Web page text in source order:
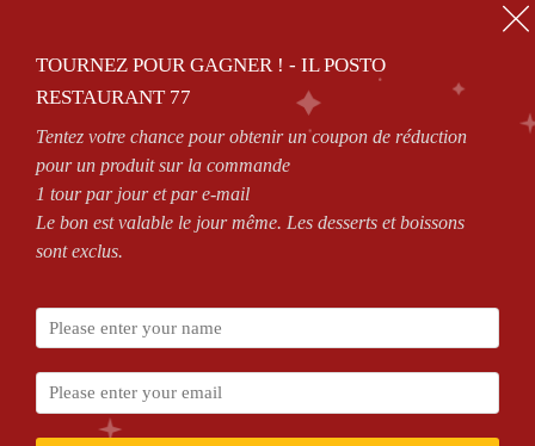
Partenaires
Delivery areas
TOURNEZ POUR GAGNER ! - IL POSTO
RESTAURANT 77
Tentez votre chance pour obtenir un coupon de réduction
pour un produit sur la commande
1 tour par jour et par e-mail
Le bon est valable le jour même. Les desserts et boissons
sont exclus.